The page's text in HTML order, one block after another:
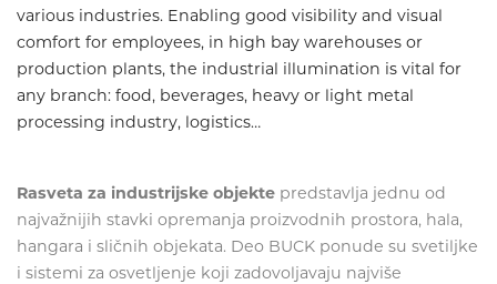
various industries. Enabling good visibility and visual
comfort for employees, in high bay warehouses or
production plants, the industrial illumination is vital for
any branch: food, beverages, heavy or light metal
processing industry, logistics…
Rasveta za industrijske objekte predstavlja jednu od
najvažnijih stavki opremanja proizvodnih prostora, hala,
hangara i sličnih objekata. Deo BUCK ponude su svetiljke
i sistemi za osvetljenje koji zadovoljavaju najviše